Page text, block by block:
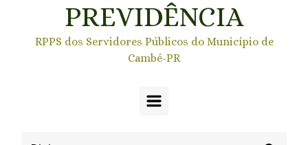
PREVIDÊNCIA
RPPS dos Servidores Públicos do Município de
Cambé-PR